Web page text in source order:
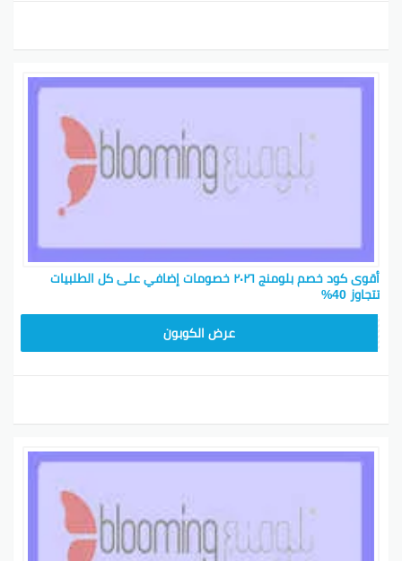
أقوى كود خصم بلومنج ٢٠٢٦ خصومات إضافي على كل الطلبيات
تتجاوز 40%
عرض الكوبون